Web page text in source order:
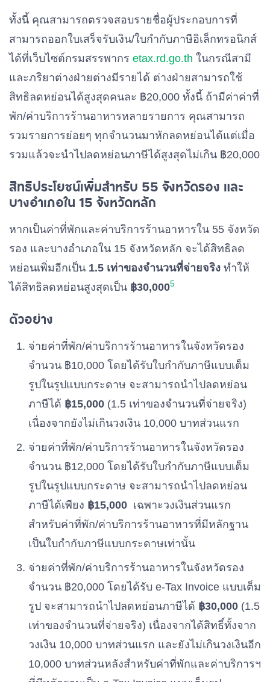
ทั้งนี้ คุณสามารถตรวจสอบรายชื่อผู้ประกอบการที่
สามารถออกใบเสร็จรับเงิน/ใบกำกับภาษีอิเล็กทรอนิกส์
ได้ที่เว็บไซต์กรมสรรพากร etax.rd.go.th ในกรณีสามี
และภริยาต่างฝ่ายต่างมีรายได้ ต่างฝ่ายสามารถใช้
สิทธิลดหย่อนได้สูงสุดคนละ ฿20,000 ทั้งนี้ ถ้ามีค่าค่าที่
พัก/ค่าบริการร้านอาหารหลายรายการ คุณสามารถ
รวมรายการย่อยๆ ทุกจำนวนมาหักลดหย่อนได้แต่เมื่อ
รวมแล้วจะนำไปลดหย่อนภาษีได้สูงสุดไม่เกิน ฿20,000
สิทธิประโยชน์เพิ่มสำหรับ 55 จังหวัดรอง และ
บางอำเภอใน 15 จังหวัดหลัก
หากเป็นค่าที่พักและค่าบริการร้านอาหารใน 55 จังหวัด
รอง และบางอำเภอใน 15 จังหวัดหลัก จะได้สิทธิลด
หย่อนเพิ่มอีกเป็น 1.5 เท่าของจำนวนที่จ่ายจริง ทำให้
ได้สิทธิลดหย่อนสูงสุดเป็น ฿30,0005
ตัวอย่าง
จ่ายค่าที่พัก/ค่าบริการร้านอาหารในจังหวัดรอง
จำนวน ฿10,000 โดยได้รับใบกำกับภาษีแบบเต็ม
รูปในรูปแบบกระดาษ จะสามารถนำไปลดหย่อน
ภาษีได้ ฿15,000 (1.5 เท่าของจำนวนที่จ่ายจริง)
เนื่องจากยังไม่เกินวงเงิน 10,000 บาทส่วนแรก
จ่ายค่าที่พัก/ค่าบริการร้านอาหารในจังหวัดรอง
จำนวน ฿12,000 โดยได้รับใบกำกับภาษีแบบเต็ม
รูปในรูปแบบกระดาษ จะสามารถนำไปลดหย่อน
ภาษีได้เพียง ฿15,000 เฉพาะวงเงินส่วนแรก
สำหรับค่าที่พัก/ค่าบริการร้านอาหารที่มีหลักฐาน
เป็นใบกำกับภาษีแบบกระดาษเท่านั้น
จ่ายค่าที่พัก/ค่าบริการร้านอาหารในจังหวัดรอง
จำนวน ฿20,000 โดยได้รับ e-Tax Invoice แบบเต็ม
รูป จะสามารถนำไปลดหย่อนภาษีได้ ฿30,000 (1.5
เท่าของจำนวนที่จ่ายจริง) เนื่องจากได้สิทธิ์ทั้งจาก
วงเงิน 10,000 บาทส่วนแรก และยังไม่เกินวงเงินอีก
10,000 บาทส่วนหลังสำหรับค่าที่พักและค่าบริการฯ